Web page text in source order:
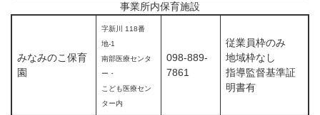
事業所内保育施設
みなみのこ保育
園
字新川 118番
地-1
南部医療センタ
ー・
こども医療セン
ター内
098-889-
7861
従業員枠のみ
地域枠なし
指導監督基準証
明書有